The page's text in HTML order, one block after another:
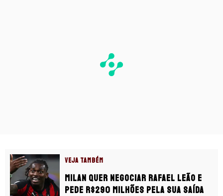
VEJA TAMBÉM
Milan quer negociar Rafael Leão e
pede R$290 milhões pela sua saída